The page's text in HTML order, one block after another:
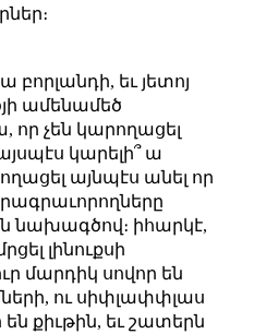
բորլանդի, եւ յետոյ
ամենամեծ
որ չեն կարողացել
կարելի՞ ա
այնպէս անել որ
նախագծով։ իհարկէ,
լինուքսի
մարդիկ սովոր են
ու սիփլափփլաս
քիւթին, եւ շատերն